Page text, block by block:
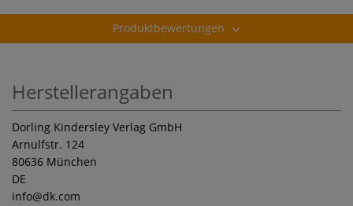
Produktbewertungen
Herstellerangaben
Dorling Kindersley Verlag GmbH
Arnulfstr. 124
80636 München
DE
info@dk.com